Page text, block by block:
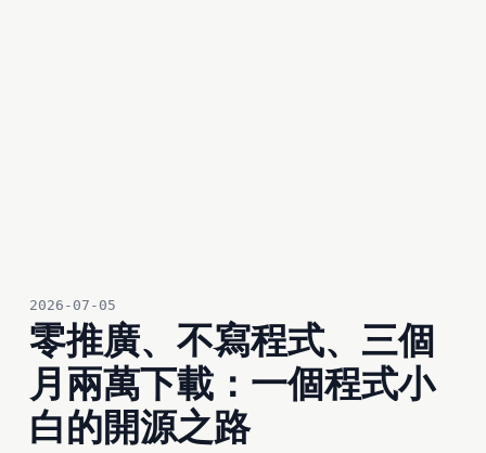
2026-07-05
零推廣、不寫程式、三個
月兩萬下載：一個程式小
白的開源之路